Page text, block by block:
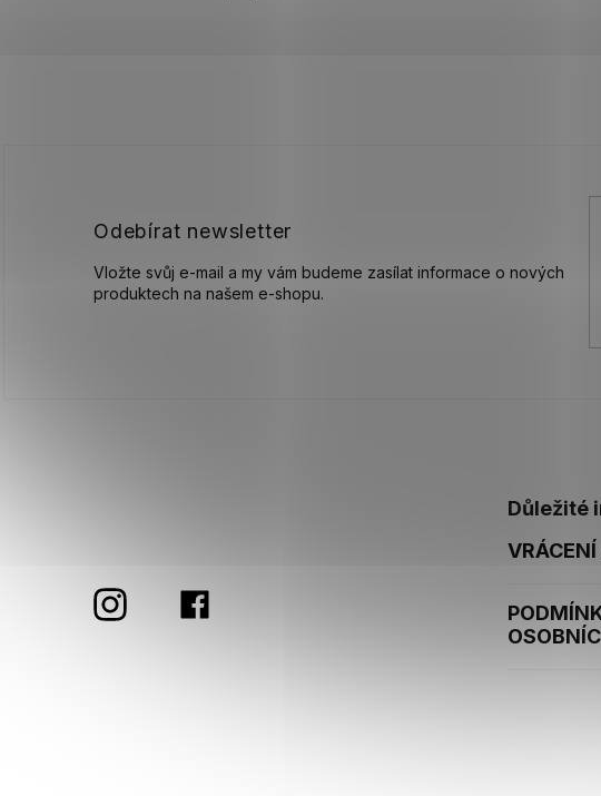
Odebírat newsletter
Vložte svůj e-mail a my vám budeme zasílat informace o nových
produktech na našem e-shopu.
Důležité